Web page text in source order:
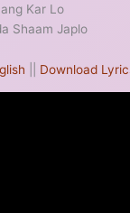
Kar Lo
Shaam Japlo
Download